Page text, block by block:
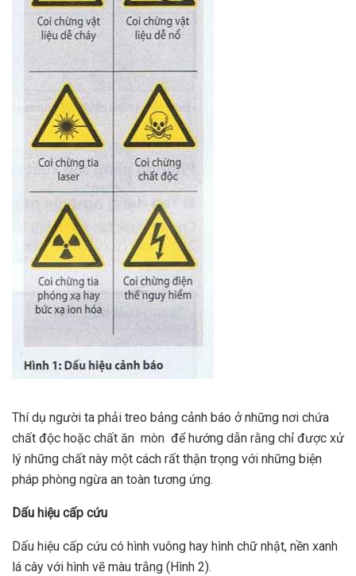
Thí dụ người ta phải treo bảng cảnh báo ở những nơi chứa
chất độc hoặc chất ăn mòn để hướng dẫn rằng chỉ được xử
lý những chất này một cách rất thận trọng với những biện
pháp phòng ngừa an toàn tương ứng.
Dấu hiệu cấp cứu
Dấu hiệu cấp cứu có hình vuông hay hình chữ nhật, nền xanh
lá cây với hình vẽ màu trắng (Hình 2).